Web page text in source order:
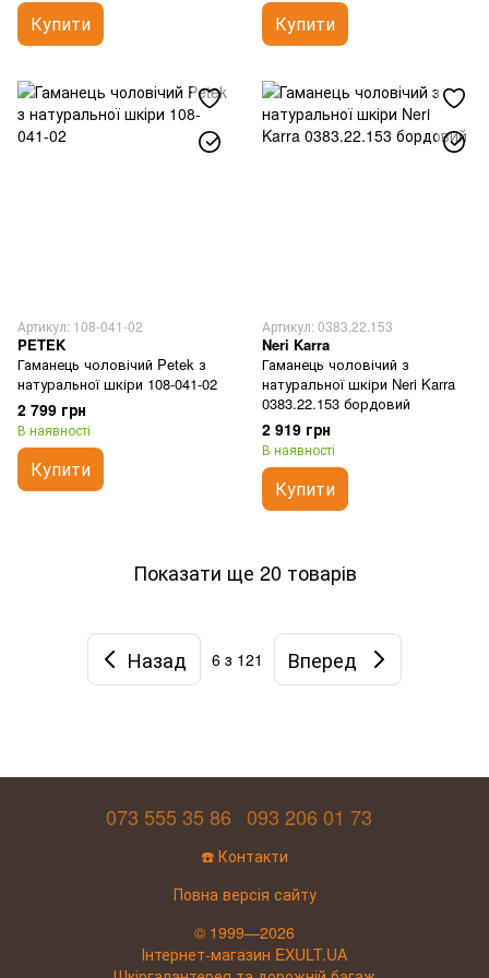
Купити Купити
Артикул: 108-041-02
PETEK
Гаманець чоловічий Petek з
натуральної шкіри 108-041-02
2 799 грн
В наявності
Купити
Артикул: 0383.22.153
Neri Karra
Гаманець чоловічий з
натуральної шкіри Neri Karra
0383.22.153 бордовий
2 919 грн
В наявності
Купити
Показати ще 20 товарів
Назад 6 з 121 Вперед
073 555 35 86 093 206 01 73
☎️ Контакти
Повна версія сайту
© 1999—2026
Інтернет-магазин EXULT.UA